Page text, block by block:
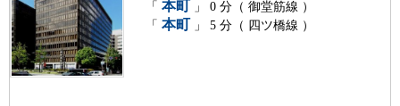
「 本町
」 0 分（ 御堂筋線 ）
「 本町 」 5 分（ 四ツ橋線 ）